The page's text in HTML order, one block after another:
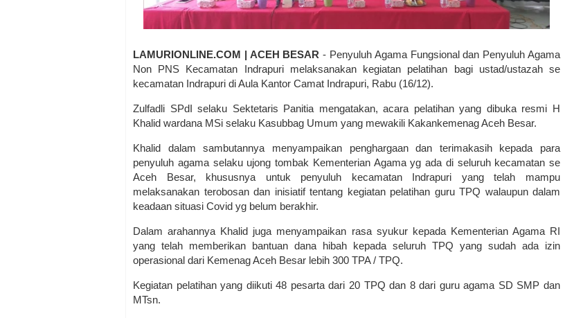
LAMURIONLINE.COM | ACEH BESAR - Penyuluh Agama Fungsional dan Penyuluh Agama
Non PNS Kecamatan Indrapuri melaksanakan kegiatan pelatihan bagi ustad/ustazah se
kecamatan Indrapuri di Aula Kantor Camat Indrapuri, Rabu (16/12).
Zulfadli SPdI selaku Sektetaris Panitia mengatakan, acara pelatihan yang dibuka resmi H
Khalid wardana MSi selaku Kasubbag Umum yang mewakili Kakankemenag Aceh Besar.
Khalid dalam sambutannya menyampaikan penghargaan dan terimakasih kepada para
penyuluh agama selaku ujong tombak Kementerian Agama yg ada di seluruh kecamatan se
Aceh Besar, khususnya untuk penyuluh kecamatan Indrapuri yang telah mampu
melaksanakan terobosan dan inisiatif tentang kegiatan pelatihan guru TPQ walaupun dalam
keadaan situasi Covid yg belum berakhir.
Dalam arahannya Khalid juga menyampaikan rasa syukur kepada Kementerian Agama RI
yang telah memberikan bantuan dana hibah kepada seluruh TPQ yang sudah ada izin
operasional dari Kemenag Aceh Besar lebih 300 TPA / TPQ.
Kegiatan pelatihan yang diikuti 48 pesarta dari 20 TPQ dan 8 dari guru agama SD SMP dan
MTsn.